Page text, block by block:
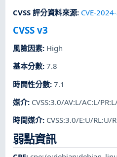
CVSS 評分資料來源: CVE-
CVSS v3
風險因素: High
基本分數:7.8
時間性分數:7.1
媒介: CVSS:3.0/AV:L/AC:L/
時間媒介: CVSS:3.0/E:U/RL:U/
弱點資訊